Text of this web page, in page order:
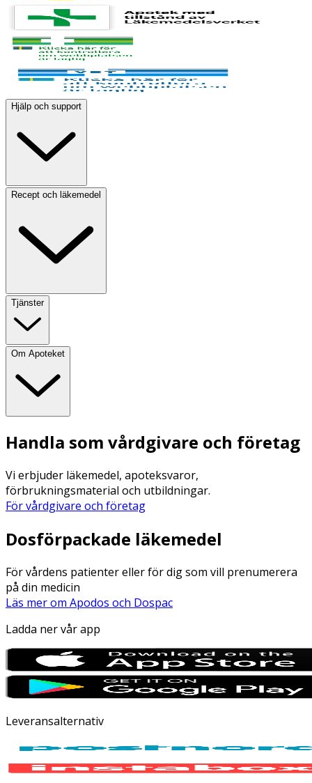
Hjälp och support
Recept och läkemedel
Tjänster
Om Apoteket
Handla som vårdgivare och företag
Vi erbjuder läkemedel, apoteksvaror,
förbrukningsmaterial och utbildningar.
För vårdgivare och företag
Dosförpackade läkemedel
För vårdens patienter eller för dig som vill prenumerera
på din medicin
Läs mer om Apodos och Dospac
Ladda ner vår app
Leveransalternativ